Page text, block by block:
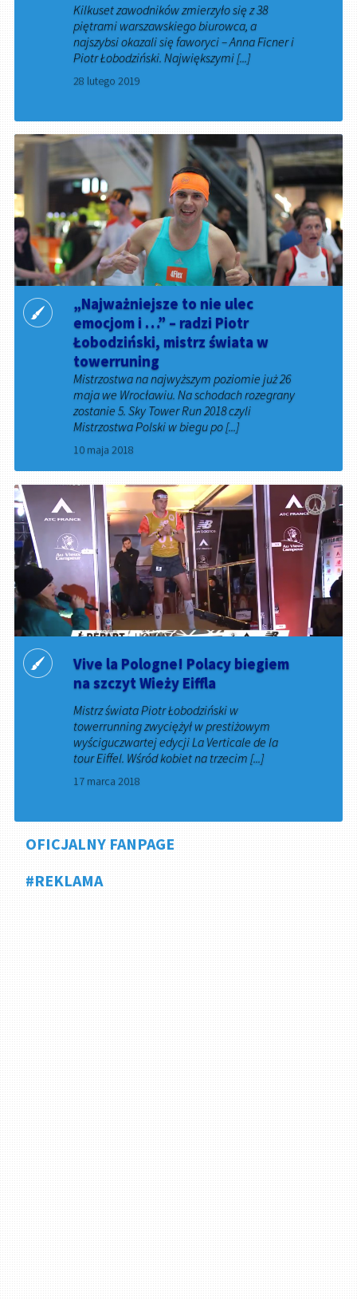
Kilkuset zawodników zmierzyło się z 38
piętrami warszawskiego biurowca, a
najszybsi okazali się faworyci – Anna Ficner i
Piotr Łobodziński. Największymi [...]
28 lutego 2019
„Najważniejsze to nie ulec
emocjom i …” – radzi Piotr
Łobodziński, mistrz świata w
towerruning
Mistrzostwa na najwyższym poziomie już 26
maja we Wrocławiu. Na schodach rozegrany
zostanie 5. Sky Tower Run 2018 czyli
Mistrzostwa Polski w biegu po [...]
10 maja 2018
Vive la Pologne! Polacy biegiem
na szczyt Wieży Eiffla
Mistrz świata Piotr Łobodziński w
towerrunning zwyciężył w prestiżowym
wyściguczwartej edycji La Verticale de la
tour Eiffel. Wśród kobiet na trzecim [...]
17 marca 2018
OFICJALNY FANPAGE
#REKLAMA